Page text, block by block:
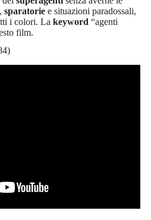
, sparatorie e situazioni paradossali,
i colori. La keyword “agenti
film.